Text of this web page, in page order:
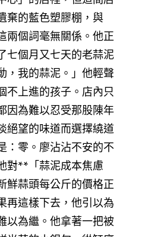
棄的藍色塑膠棚，與
兩個詞毫無關係。他正
七個月又七天的老蒜泥
，我的蒜泥。」他輕聲
不上進的孩子。店內只
因為難以忍受那股陳年
絕望的味道而選擇繞道
：零。廖沾沾不安的不
對**「蒜泥成本焦慮
鮮蒜頭每公斤的價格正
再這樣下去，他引以為
以為繼。他拿著一把被